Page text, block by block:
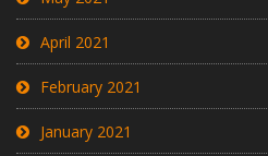
April 2021
February 2021
January 2021